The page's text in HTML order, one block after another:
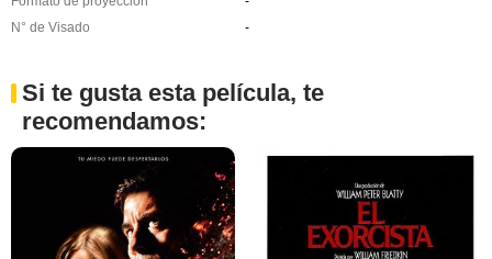
N° de Visado
-
Si te gusta esta película, te
recomendamos: